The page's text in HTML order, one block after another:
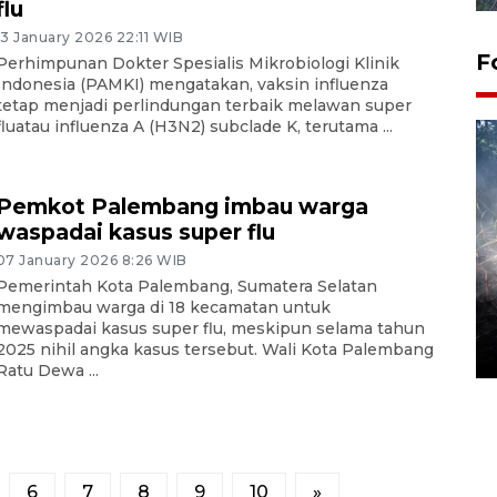
January 2026 22:11 WIB
Dokter Spesialis Mikrobiologi Klinik
(PAMKI) mengatakan, vaksin influenza
menjadi perlindungan terbaik melawan super
influenza A (H3N2) subclade K, terutama ...
Palembang imbau warga
kasus super flu
January 2026 8:26 WIB
Kota Palembang, Sumatera Selatan
warga di 18 kecamatan untuk
kasus super flu, meskipun selama tahun
nihil angka kasus tersebut. Wali Kota Palembang
Dewa ...
6 7 8 9 10 »
Alokasi anggaran untuk bibit
kopi arabika Gayo
15 June 2026 11:15 WIB